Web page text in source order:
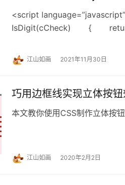
<script
IsDigit(cCheck) { return
江山如画 2021年11月30日
巧用边框线实现立体按钮
本文教你使用CSS制作立体按钮
江山如画 2020年2月2日